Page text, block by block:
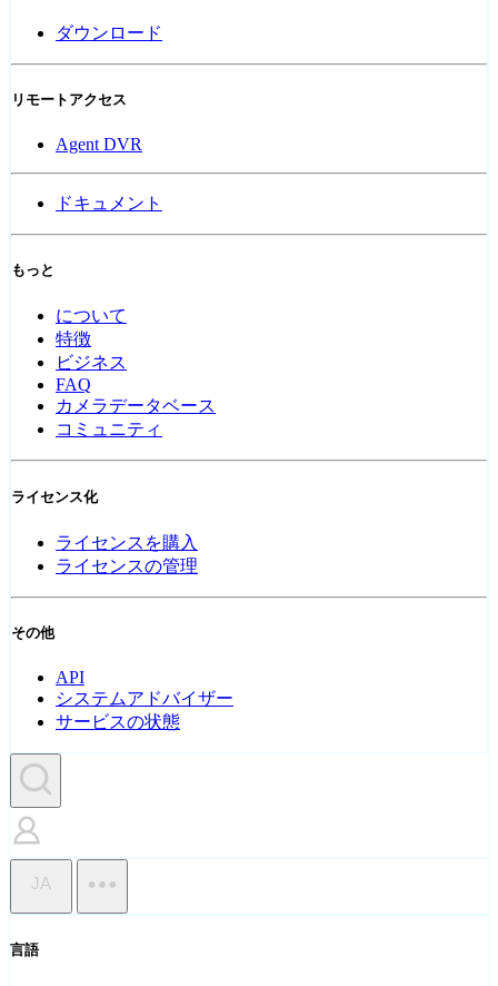
ダウンロード
リモートアクセス
Agent DVR
ドキュメント
もっと
について
特徴
ビジネス
FAQ
カメラデータベース
コミュニティ
ライセンス化
ライセンスを購入
ライセンスの管理
その他
API
システムアドバイザー
サービスの状態
JA
言語